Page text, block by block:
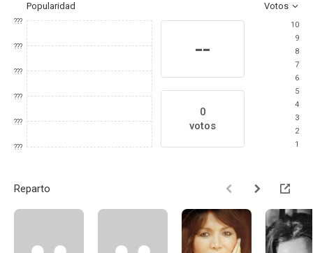
Popularidad Votos
???
???
???
???
???
???
--
0
votos
10
9
8
7
6
5
4
3
2
1
Reparto